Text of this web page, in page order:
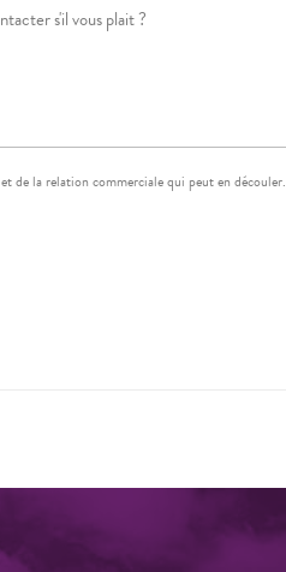
de la relation commerciale qui peut en découler.